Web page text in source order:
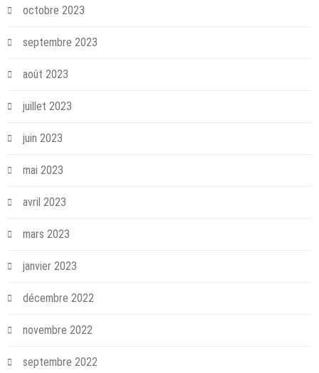
octobre 2023
septembre 2023
août 2023
juillet 2023
juin 2023
mai 2023
avril 2023
mars 2023
janvier 2023
décembre 2022
novembre 2022
septembre 2022